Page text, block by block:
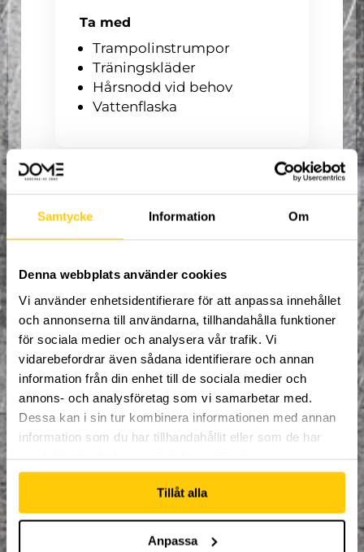
Samtycke Information Om
Denna webbplats använder cookies
Vi använder enhetsidentifierare för att anpassa innehållet
och annonserna till användarna, tillhandahålla funktioner
för sociala medier och analysera vår trafik. Vi
vidarebefordrar även sådana identifierare och annan
information från din enhet till de sociala medier och
annons- och analysföretag som vi samarbetar med.
Dessa kan i sin tur kombinera informationen med annan
information som du har tillhandahållit eller som de har
Tillåt alla
Anpassa
Ta med
Trampolinstrumpor
Träningskläder
Hårsnodd vid behov
Vattenflaska
2 095 kr
entré efter träning ingår)
Träningen leds av engagerade
coacher som ser till att varje
barn får chans att utvecklas i sin
egen takt. Entrén efter träning
gäller samma dag och kan inte
flyttas.
Träningsuppehåll
Påsklov vecka 15